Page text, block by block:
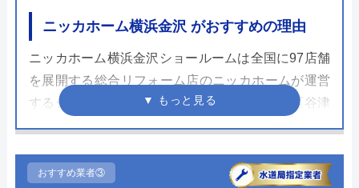
ニッカホーム横浜金沢 がおすすめの理由
ニッカホーム横浜金沢ショールームは全国に97店舗
を展開する総合リフォーム店のニッカホームが運営
するショールームです。神奈川県横浜市金沢区谷津
町9にある横浜金沢ショールームでは横浜市金沢
います。
おすすめ業者③